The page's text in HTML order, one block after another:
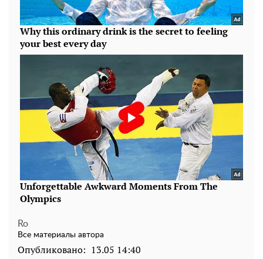
Ro
Все материалы автора
Опубликовано: 13.05 14:40